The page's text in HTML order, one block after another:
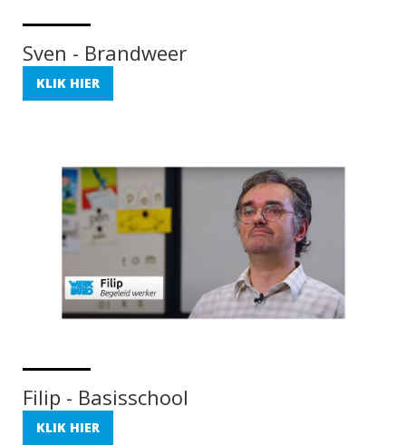
Sven - Brandweer
KLIK HIER
Filip - Basisschool
KLIK HIER